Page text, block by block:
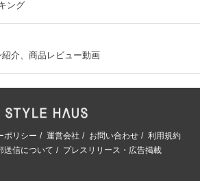
キング
介、商品レビュー動画
ポリシー 運営会社 お問い合わせ
利用規約
送信について
プレスリリース・広告掲載